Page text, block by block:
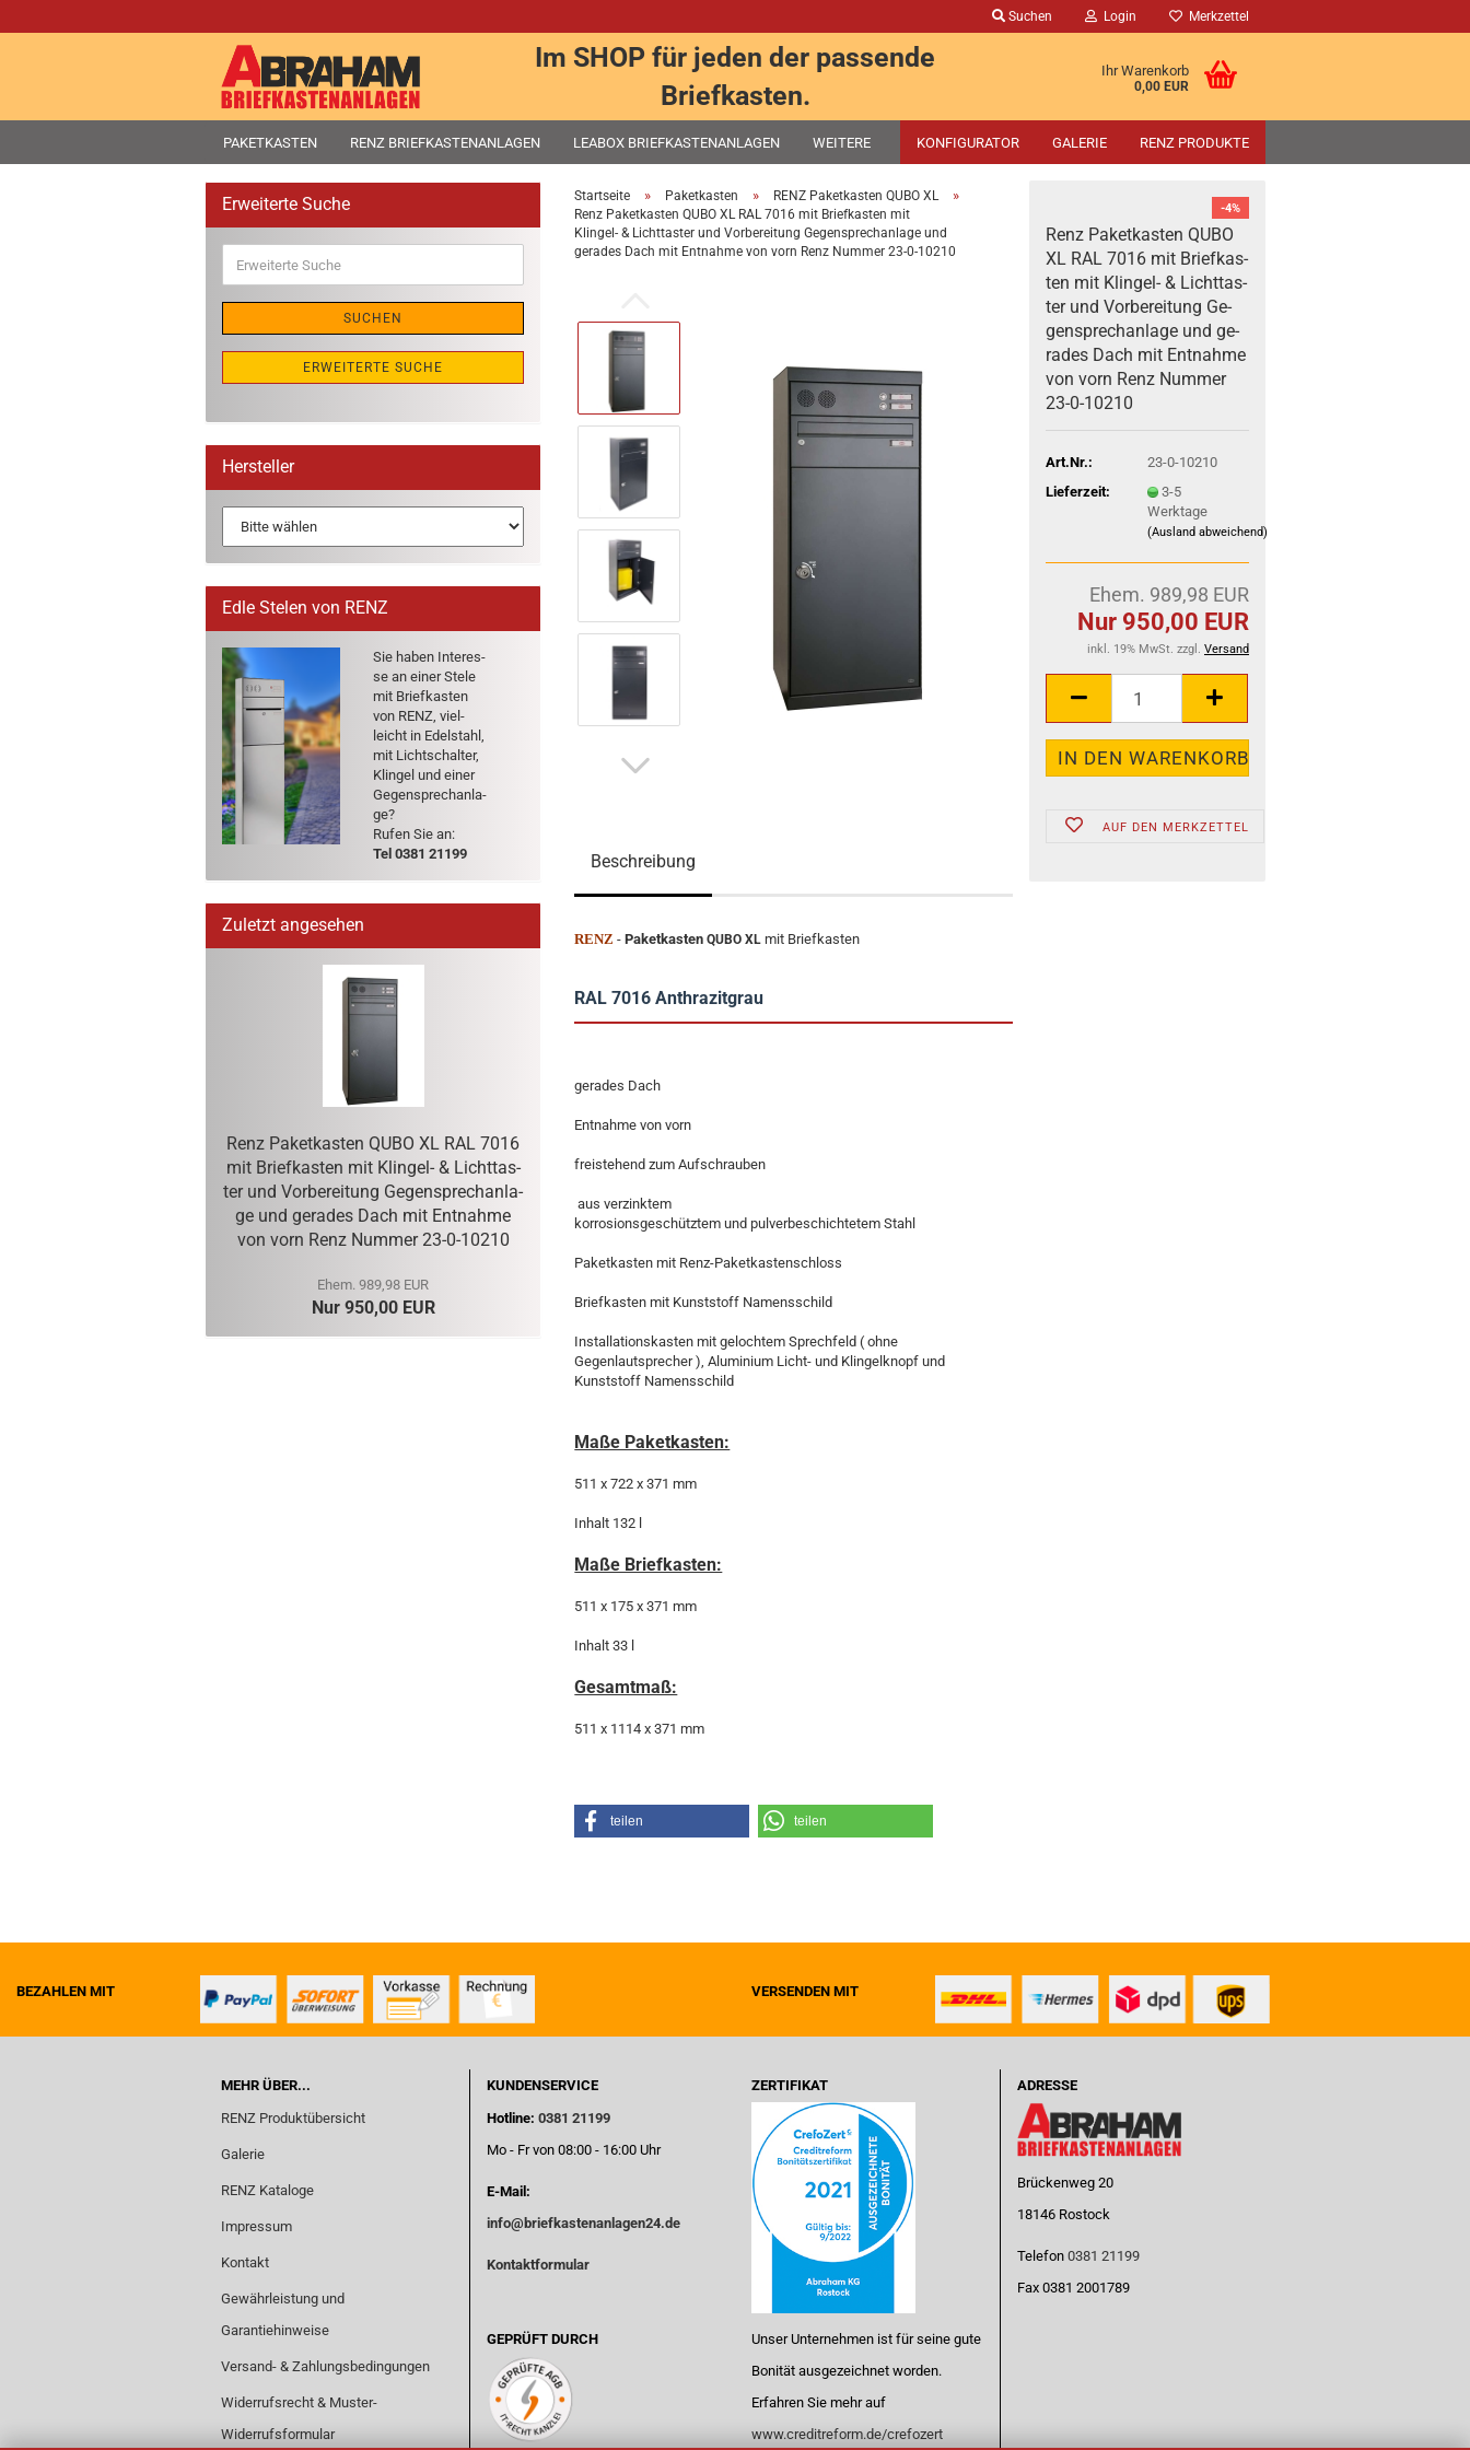
Suchen Login Merkzettel
Im SHOP für jeden der passende
Briefkasten.
Ihr Warenkorb
0,00 EUR
PAKETKASTEN RENZ BRIEFKASTENANLAGEN LEABOX BRIEFKASTENANLAGEN KONFIGURATOR GALERIE RENZ PRODUKTE
WEITERE
Startseite » Paketkasten » RENZ Paketkasten QUBO XL »
Renz Paketkasten QUBO XL RAL 7016 mit Briefkasten mit
Klingel- & Lichttaster und Vorbereitung Gegensprechanlage und
gerades Dach mit Entnahme von vorn Renz Nummer 23-0-10210
-4%
Renz Pa­ket­kas­ten QUBO
XL RAL 7016 mit Brief­kas­
ten mit Klingel-​ & Licht­tas­
ter und Vor­be­rei­tung Ge­
gen­sprech­an­la­ge und ge­
ra­des Dach mit Ent­nah­me
von vorn Renz Num­mer
23-​0-10210
Art.Nr.:
23-0-10210
Lieferzeit:
3-5
Werktage
(Ausland abweichend)
Ehem. 989,98 EUR
Nur 950,00 EUR
inkl. 19% MwSt. zzgl. Versand
AUF DEN MERKZETTEL
Beschreibung
RENZ -Paketkasten QUBO XL mit Briefkasten
RAL 7016 Anthrazitgrau
gerades Dach
Entnahme von vorn
freistehend zum Aufschrauben
aus verzinktem
korrosionsgeschütztem und pulverbeschichtetem Stahl
Paketkasten mit Renz-Paketkastenschloss
Briefkasten mit Kunststoff Namensschild
Installationskasten mit gelochtem Sprechfeld ( ohne
Gegenlautsprecher ), Aluminium Licht- und Klingelknopf und
Kunststoff Namensschild
Maße Paketkasten:
511 x 722 x 371 mm
Inhalt 132 l
Maße Briefkasten:
511 x 175 x 371 mm
Inhalt 33 l
Gesamtmaß:
511 x 1114 x 371 mm
teilen teilen
Erweiterte Suche
Suche
SUCHEN
ERWEITERTE SUCHE
Hersteller
Edle Stelen von RENZ
Sie haben In­ter­es­
se an einer Stele
mit Brief­kas­ten
von RENZ, viel­
leicht in Edel­stahl,
mit Licht­schal­ter,
Klin­gel und einer
Ge­gen­sprech­an­la­
ge?
Rufen Sie an:
Tel 0381 21199
Zuletzt angesehen
Renz Pa­ket­kas­ten QUBO XL RAL 7016
mit Brief­kas­ten mit Klingel-​ & Licht­tas­
ter und Vor­be­rei­tung Ge­gen­sprech­an­la­
ge und ge­ra­des Dach mit Ent­nah­me
von vorn Renz Num­mer 23-​0-10210
Ehem. 989,98 EUR
Nur 950,00 EUR
BEZAHLEN MIT VERSENDEN MIT
MEHR ÜBER...
RENZ Produktübersicht
Galerie
RENZ Kataloge
Impressum
Kontakt
Gewährleistung und
Garantiehinweise
Versand- & Zahlungsbedingungen
Widerrufsrecht & Muster-
Widerrufsformular
KUNDENSERVICE
Hotline: 0381 21199
Mo - Fr von 08:00 - 16:00 Uhr
E-Mail:
info@briefkastenanlagen24.de
Kontaktformular
GEPRÜFT DURCH
ZERTIFIKAT
Unser Unternehmen ist für seine gute
Bonität ausgezeichnet worden.
Erfahren Sie mehr auf
www.creditreform.de/crefozert
ADRESSE
Brückenweg 20
18146 Rostock
Telefon 0381 21199
Fax 0381 2001789